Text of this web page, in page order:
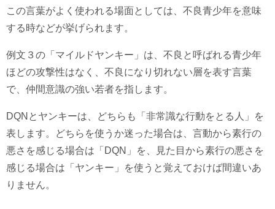
この言葉がよく使われる場面としては、不良青少年を意味
する時などが挙げられます。
例文３の「マイルドヤンキー」は、不良と呼ばれる青少年
ほどの攻撃性はなく、不良になり切れない層を表す言葉
で、仲間意識の強い若者を指します。
DQNとヤンキーは、どちらも「非常識な行動をとる人」を
表します。どちらを使うか迷った場合は、言動から素行の
悪さを感じる場合は「DQN」を、見た目から素行の悪さを
感じる場合は「ヤンキー」を使うと覚えておけば間違いあ
りません。